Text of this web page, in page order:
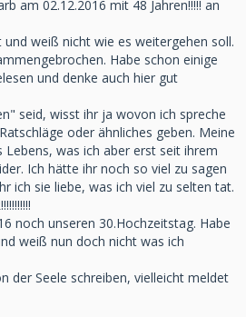
am 02.12.2016 mit 48 Jahren!!!!! an
weiß nicht wie es weitergehen soll.
Habe schon einige
und denke auch hier gut
seid, wisst ihr ja wovon ich spreche
oder ähnliches geben. Meine
Lebens, was ich aber erst seit ihrem
Ich hätte ihr noch so viel zu sagen
ich sie liebe, was ich viel zu selten tat.
noch unseren 30.Hochzeitstag. Habe
weiß nun doch nicht was ich
der Seele schreiben, vielleicht meldet